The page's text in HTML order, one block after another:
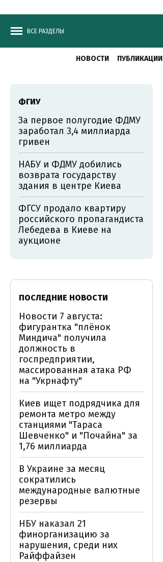
ВСЕ РАЗДЕЛЫ
НОВОСТИ ПУБЛИКАЦИИ
ФГИУ
За первое полугодие ФДМУ
заработал 3,4 миллиарда
гривен
НАБУ и ФДМУ добились
возврата государству
здания в центре Киева
ФГСУ продало квартиру
российского пропагандиста
Лебедева в Киеве на
аукционе
ПОСЛЕДНИЕ НОВОСТИ
Новости 7 августа:
фигурантка "плёнок
Миндича" получила
должность в
госпредприятии,
массированная атака РФ
на "Укрнафту"
Киев ищет подрядчика для
ремонта метро между
станциями "Тараса
Шевченко" и "Почайна" за
1,76 миллиарда
В Украине за месяц
сократились
международные валютные
резервы
НБУ наказал 21
финорганизацию за
нарушения, среди них
Райффайзен